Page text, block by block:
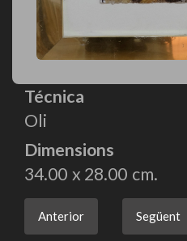
Técnica
Oli
Dimensions
34.00
28.00
Anterior Següent